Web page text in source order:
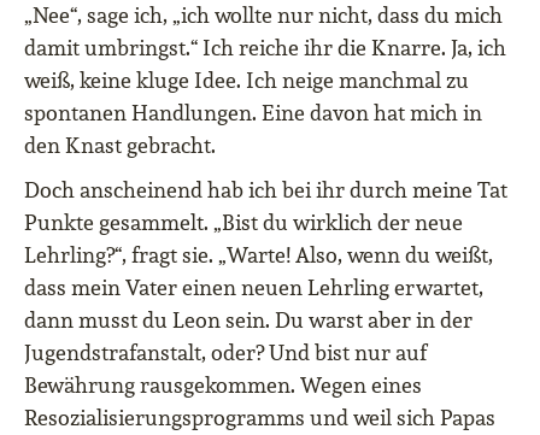
„Nee“, sage ich, „ich wollte nur nicht, dass du mich
damit umbringst.“ Ich reiche ihr die Knarre. Ja, ich
weiß, keine kluge Idee. Ich neige manchmal zu
spontanen Handlungen. Eine davon hat mich in
den Knast gebracht.
Doch anscheinend hab ich bei ihr durch meine Tat
Punkte gesammelt. „Bist du wirklich der neue
Lehrling?“, fragt sie. „Warte! Also, wenn du weißt,
dass mein Vater einen neuen Lehrling erwartet,
dann musst du Leon sein. Du warst aber in der
Jugendstrafanstalt, oder? Und bist nur auf
Bewährung rausgekommen. Wegen eines
Resozialisierungsprogramms und weil sich Papas